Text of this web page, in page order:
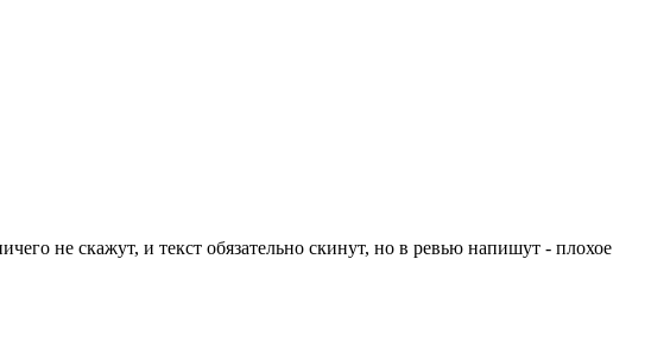
не скажут, и текст обязательно скинут, но в ревью напишут - плохое